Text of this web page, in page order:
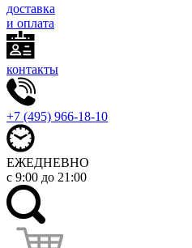
доставка
и оплата
контакты
+7 (495) 966-18-10
ЕЖЕДНЕВНО
с 9:00 до 21:00